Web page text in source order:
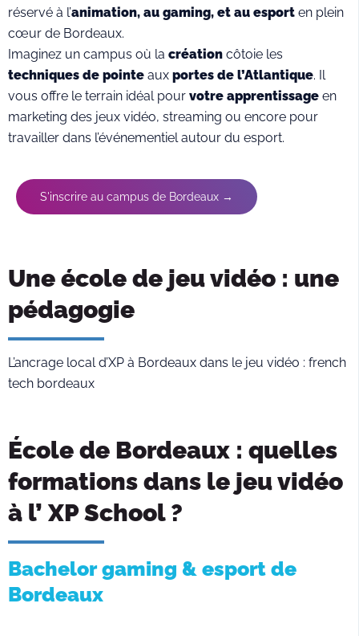
réservé à l’animation, au gaming, et au esport en plein
cœur de Bordeaux.
Imaginez un campus où la création côtoie les
techniques de pointe aux portes de l’Atlantique. Il
vous offre le terrain idéal pour votre apprentissage en
marketing des jeux vidéo, streaming ou encore pour
travailler dans l’événementiel autour du esport.
S'inscrire au campus de Bordeaux →
Une école de jeu vidéo : une
pédagogie
L’ancrage local d’XP à Bordeaux dans le jeu vidéo : french
tech bordeaux
École de Bordeaux : quelles
formations dans le jeu vidéo
à l’ XP School ?
Bachelor gaming & esport de
Bordeaux